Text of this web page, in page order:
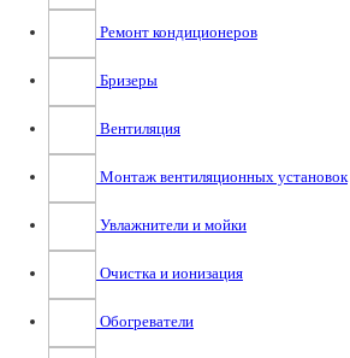
Ремонт кондиционеров
Бризеры
Вентиляция
Монтаж вентиляционных установок
Увлажнители и мойки
Очистка и ионизация
Обогреватели